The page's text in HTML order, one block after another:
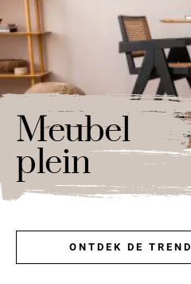
Meubel
plein
ONTDEK DE